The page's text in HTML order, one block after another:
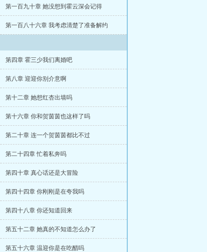
第一百九十章 她没想到霍云深会记得
第一百八十六章 我考虑清楚了准备解约
第四章 霍三少我们离婚吧
第八章 迎迎你别介意啊
第十二章 她想红杏出墙吗
第十六章 你和贺茵茵也这样了吗
第二十章 连一个贺茵茵都比不过
第二十四章 忙着私奔吗
第四十章 真心话还是大冒险
第四十四章 你刚刚是在夸我吗
第四十八章 你还知道回来
第五十二章 她真的不知道怎么办了
第五十六章 温迎你是在吃醋吗